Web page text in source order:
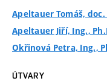
Apeltauer Tomáš, doc.
Apeltauer Jiří, Ing.,
Okřinová Petra, Ing.,
ÚTVARY